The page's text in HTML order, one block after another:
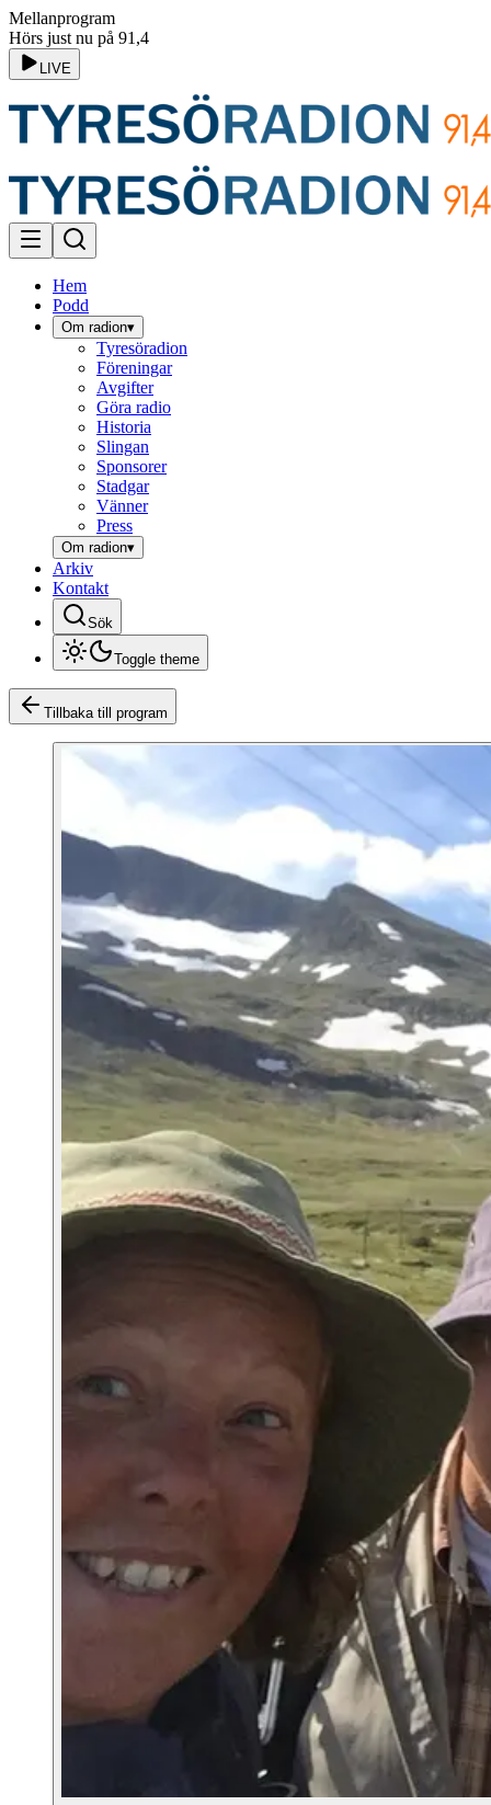
Mellanprogram
Hörs just nu på 91,4
LIVE
Hem
Podd
Om radion▾
Tyresöradion
Föreningar
Avgifter
Göra radio
Historia
Slingan
Sponsorer
Stadgar
Vänner
Press
Om radion▾
Arkiv
Kontakt
Sök
Toggle theme
Tillbaka till program